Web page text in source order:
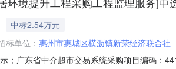
中标2.54万元
标单位： 惠州市惠城区横沥镇新荣经济联合社
；广东省中介超市交易系统采购项目编码：